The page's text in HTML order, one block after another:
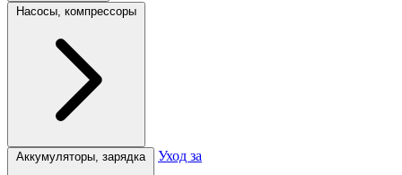
Насосы, компрессоры
Аккумуляторы, зарядка Уход за